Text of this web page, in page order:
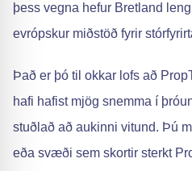
þess vegna hefur Bretland
evrópskur miðstöð fyrir
Það er þó til okkar lofs að
hafi hafist mjög snemma í
stuðlað að aukinni vitund. Þú
eða svæði sem skortir sterkt